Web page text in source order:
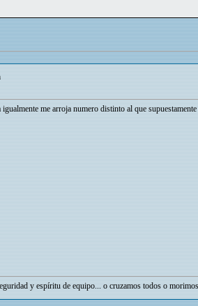
me arroja numero distinto al que
y espíritu de equipo... o cruzamos todos o